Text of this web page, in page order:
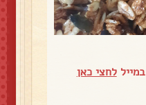
לחצי כאן